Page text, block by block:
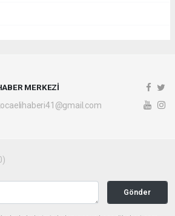
MERKEZİ
Gönder